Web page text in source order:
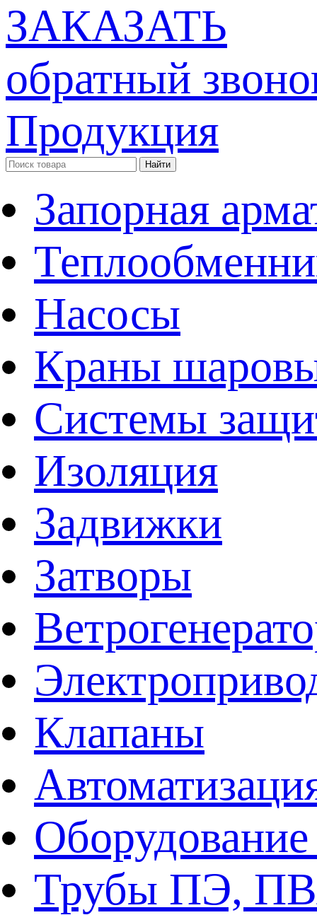
ЗАКАЗАТЬ
обратный
Продукция
Запорная
Насосы
Краны
Системы
Изоляция
Задвижки
Затворы
Клапаны
Трубы ПЭ,